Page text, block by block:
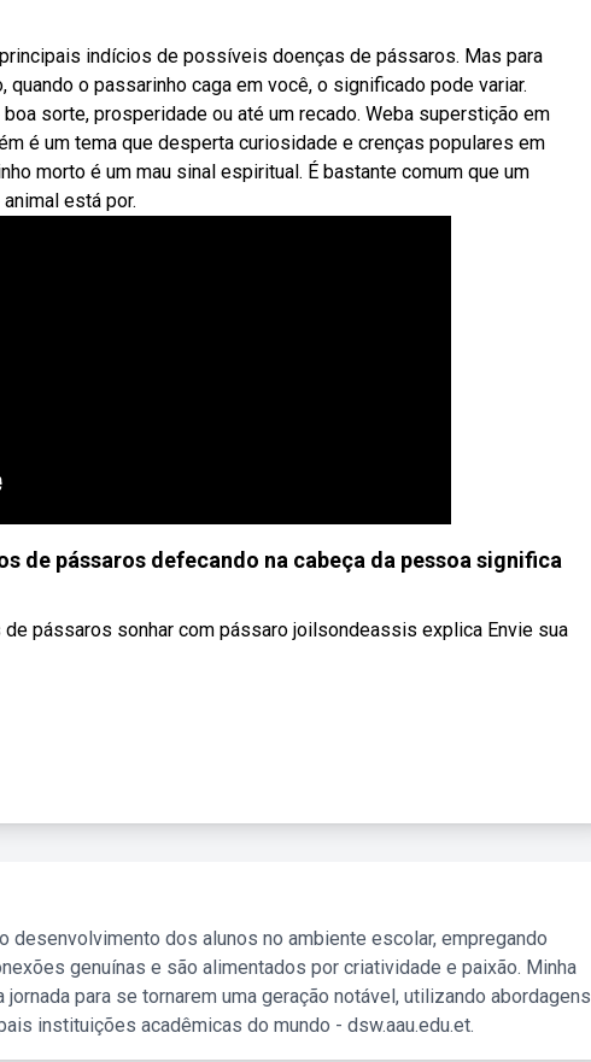
indícios de possíveis doenças de pássaros. Mas para
o passarinho caga em você, o significado pode variar.
sorte, prosperidade ou até um recado. Weba superstição em
é um tema que desperta curiosidade e crenças populares em
morto é um mau sinal espiritual. É bastante comum que um
está por.
de pássaros defecando na cabeça da pessoa significa
pássaros sonhar com pássaro joilsondeassis explica Envie sua
desenvolvimento dos alunos no ambiente escolar, empregando
genuínas e são alimentados por criatividade e paixão. Minha
para se tornarem uma geração notável, utilizando abordagens
instituições acadêmicas do mundo - dsw.aau.edu.et.